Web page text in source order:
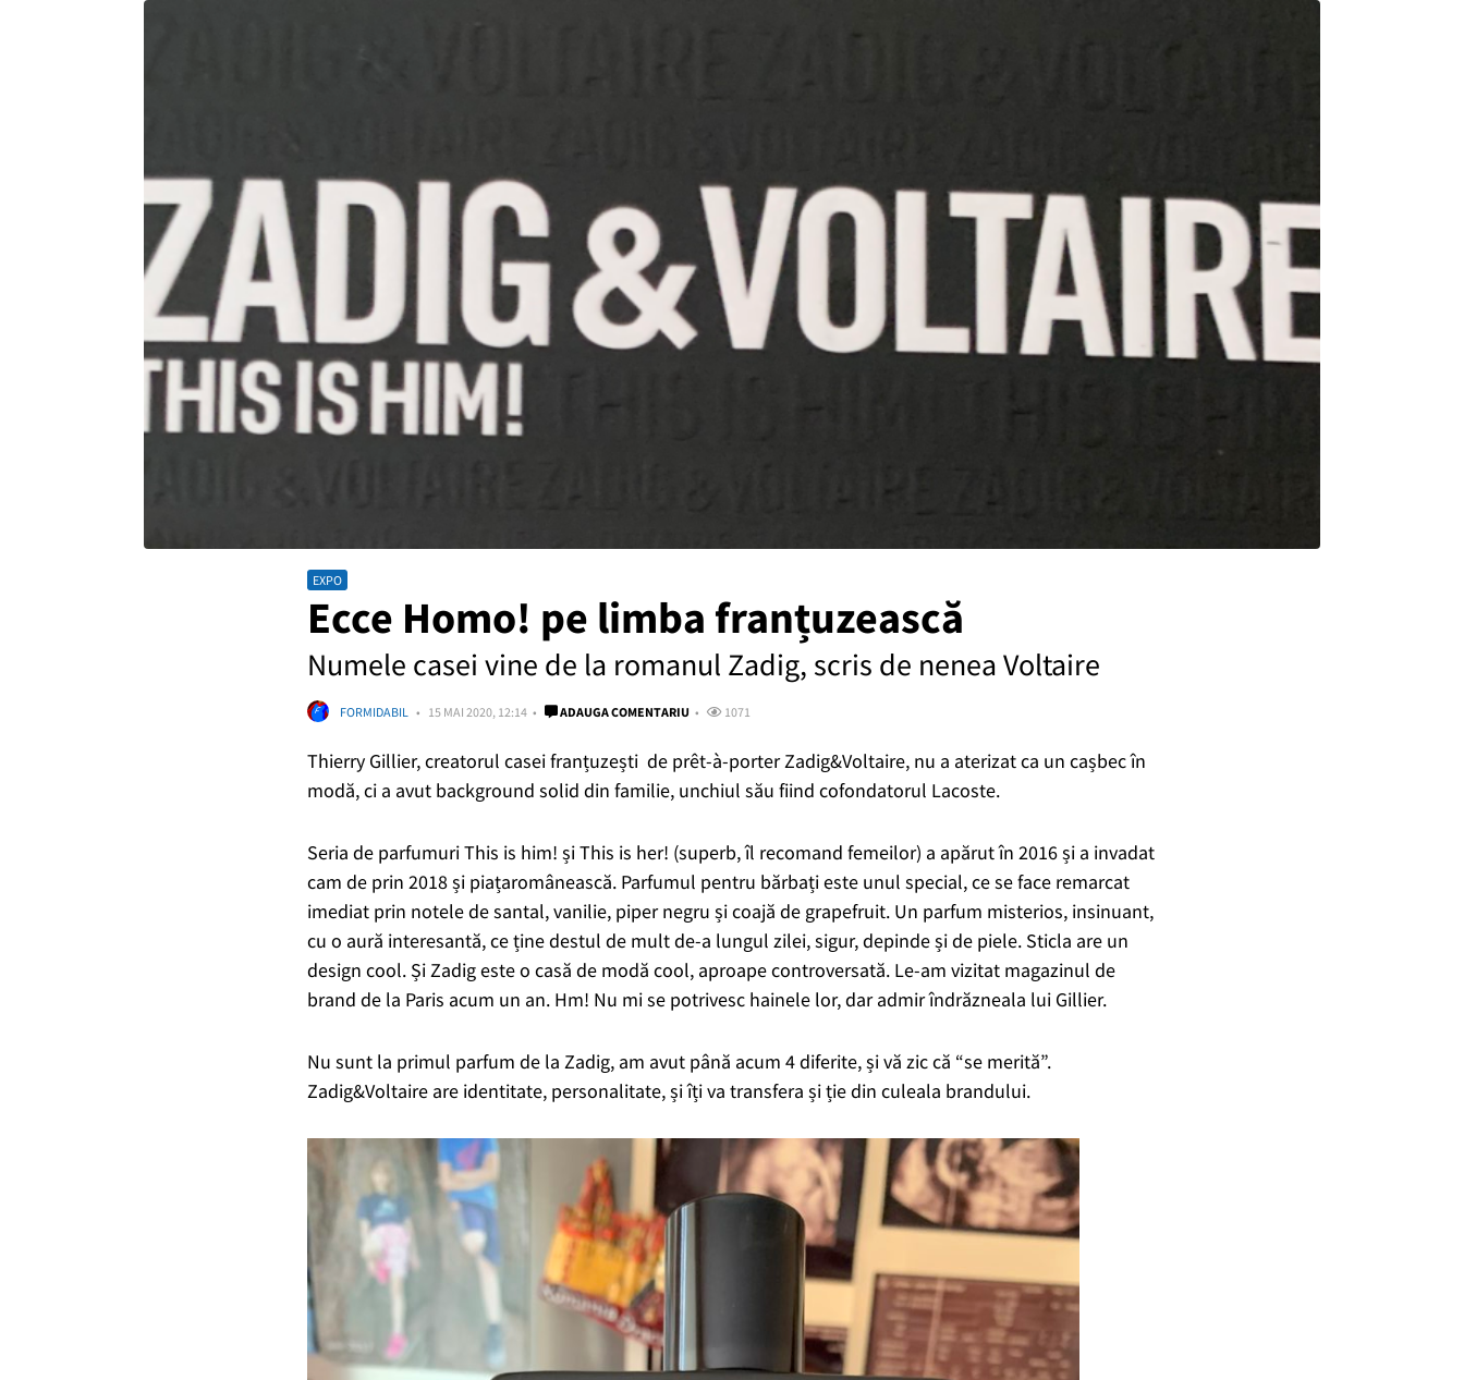
EXPO
Ecce Homo! pe limba franțuzească
Numele casei vine de la romanul Zadig, scris de nenea Voltaire
FORMIDABIL 15 MAI 2020, 12:14 ADAUGA COMENTARIU 1071
Thierry Gillier, creatorul casei franțuzești de prêt-à-porter Zadig&Voltaire, nu a aterizat ca un cașbec în
modă, ci a avut background solid din familie, unchiul său fiind cofondatorul Lacoste.
Seria de parfumuri This is him! și This is her! (superb, îl recomand femeilor) a apărut în 2016 și a invadat
cam de prin 2018 și piațaromânească. Parfumul pentru bărbați este unul special, ce se face remarcat
imediat prin notele de santal, vanilie, piper negru și coajă de grapefruit. Un parfum misterios, insinuant,
cu o aură interesantă, ce ține destul de mult de-a lungul zilei, sigur, depinde și de piele. Sticla are un
design cool. Și Zadig este o casă de modă cool, aproape controversată. Le-am vizitat magazinul de
brand de la Paris acum un an. Hm! Nu mi se potrivesc hainele lor, dar admir îndrăzneala lui Gillier.
Nu sunt la primul parfum de la Zadig, am avut până acum 4 diferite, și vă zic că “se merită”.
Zadig&Voltaire are identitate, personalitate, și îți va transfera și ție din culeala brandului.